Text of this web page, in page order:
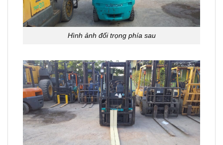
Hình ảnh đối trọng phía sau